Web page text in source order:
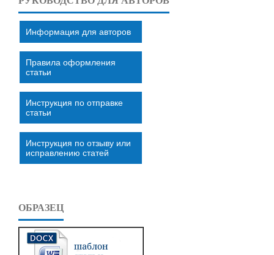
Информация для авторов
Правила оформления
статьи
Инструкция по отправке
статьи
Инструкция по отзыву или
исправлению статей
ОБРАЗЕЦ